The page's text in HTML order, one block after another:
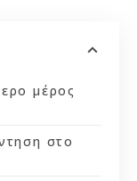
μέρος
στο